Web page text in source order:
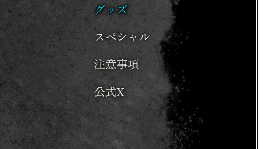
グッズ
スペシャル
注意事項
公式X